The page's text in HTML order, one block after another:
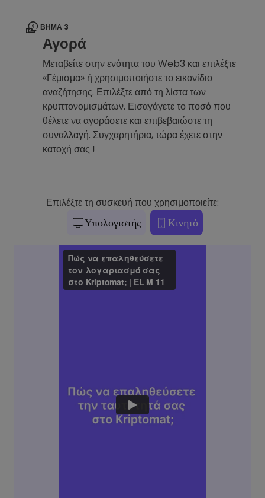
ΒΉΜΑ 3
Αγορά
Μεταβείτε στην ενότητα του Web3 και επιλέξτε
«Γέμισμα» ή χρησιμοποιήστε το εικονίδιο
αναζήτησης. Επιλέξτε από τη λίστα των
κρυπτονομισμάτων. Εισαγάγετε το ποσό που
θέλετε να αγοράσετε και επιβεβαιώστε τη
συναλλαγή. Συγχαρητήρια, τώρα έχετε στην
κατοχή σας !
Επιλέξτε τη συσκευή που χρησιμοποιείτε:
Υπολογιστής Κινητό